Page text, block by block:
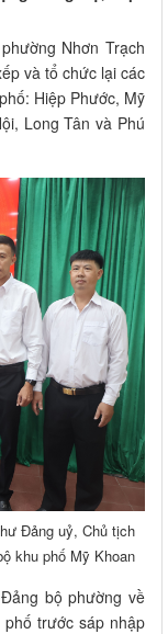
Nhơn Trạch
và tổ chức lại các
Hiệp Phước, Mỹ
Long Tân và Phú
Đảng uỷ, Chủ tịch
khu phố Mỹ Khoan
bộ phường về
trước sáp nhập